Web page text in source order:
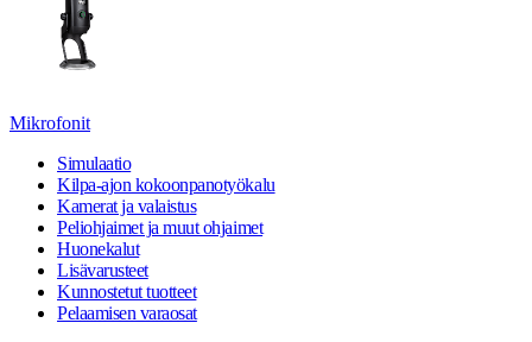
Mikrofonit
Simulaatio
Kilpa-ajon kokoonpanotyökalu
Kamerat ja valaistus
Peliohjaimet ja muut ohjaimet
Huonekalut
Lisävarusteet
Kunnostetut tuotteet
Pelaamisen varaosat